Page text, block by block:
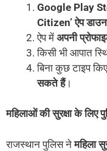
Google Play
Citizen’ऐप
ऐप में अपनी
किसी भी आपात
बिना कुछ टाइप
सकते हैं।
महिलाओं की सुरक्षा के लिए
राजस्थान पुलिस नेमहिला